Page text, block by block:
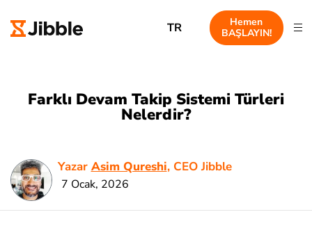
TR
Hemen
BAŞLAYIN!
Farklı Devam Takip Sistemi Türleri
Nelerdir?
Yazar Asim Qureshi, CEO Jibble
7 Ocak, 2026